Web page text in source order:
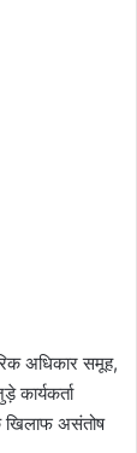
अधिकार समूह,
खिलाफ असंतोष